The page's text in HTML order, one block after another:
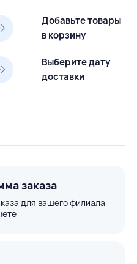
Добавьте товары
в корзину
Выберите дату
доставки
заказа
для вашего филиала